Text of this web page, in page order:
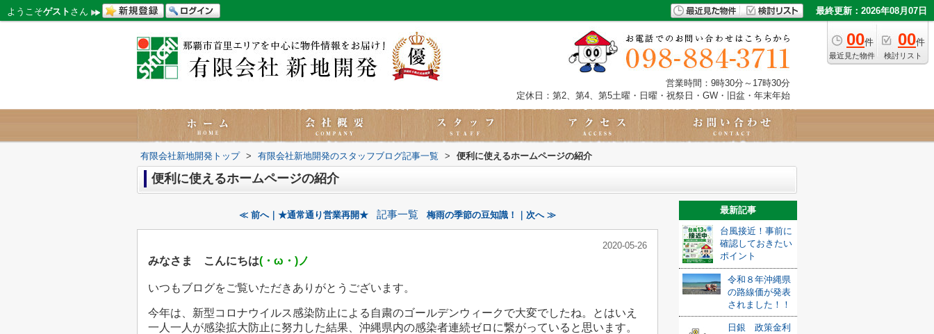
ようこそゲスト さん 最終更新：2026年08月07日
00件
最近見た物件
00件
検討リスト
営業時間：9時30分～17時30分
定休日：第2、第4、第5土曜・日曜・祝祭日・GW・旧盆・年末年始
有限会社新地開発トップ > 有限会社新地開発のスタッフブログ記事一覧 > 便利に使えるホームページの紹介
便利に使えるホームページの紹介
≪ 前へ｜★通常通り営業再開★ 記事一覧 梅雨の季節の豆知識！｜次へ ≫
2020-05-26
みなさま こんにちは(・ω・)ノ
いつもブログをご覧いただきありがとうございます。
今年は、新型コロナウイルス感染防止による自粛のゴールデンウィークで大変でしたね。とはいえ
一人一人が感染拡大防止に努力した結果、沖縄県内の感染者連続ゼロに繋がっていると思います。
最新記事
台風接近！事前に
確認しておきたい
ポイント
令和８年沖縄県
の路線価が発表
されました！！
日銀 政策金利